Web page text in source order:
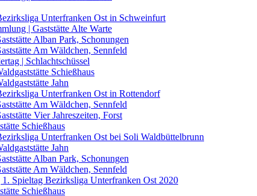
Unterfranken Ost in Schweinfurt
| Gaststätte Alte Warte
Alban Park, Schonungen
Am Wäldchen, Sennfeld
| Schlachtschüssel
Schießhaus
Jahn
Unterfranken Ost in Rottendorf
Am Wäldchen, Sennfeld
Vier Jahreszeiten, Forst
Schießhaus
Unterfranken Ost bei Soli Waldbüttelbrunn
Jahn
Alban Park, Schonungen
Am Wäldchen, Sennfeld
Spieltag Bezirksliga Unterfranken Ost 2020
Schießhaus